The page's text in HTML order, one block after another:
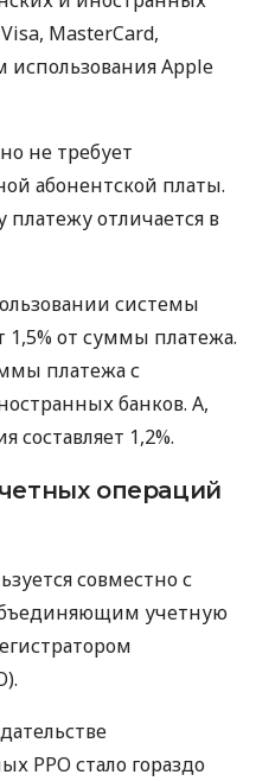
MasterCard,
использования Apple
не требует
абонентской платы.
отличается в
системы
1,5% от суммы платежа.
платежа с
банков. А,
составляет 1,2%.
операций
совместно с
учетную
РРО стало гораздо